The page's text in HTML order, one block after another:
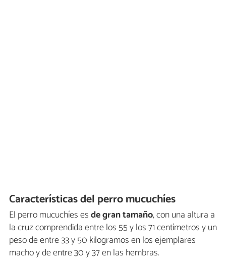
Características del perro mucuchíes
El perro mucuchíes esde gran tamaño, con una altura a
la cruz comprendida entre los 55 y los 71 centímetros y un
peso de entre 33 y 50 kilogramos en los ejemplares
macho y de entre 30 y 37 en las hembras.